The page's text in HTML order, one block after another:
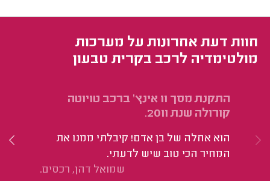
חוות דעת אחרונות על מערכות
מולטימדיה לרכב בקרית טבעון
התקנת מסך 11 אינץ' ברכב טויוטה
קורולה שנת 2011.
הוא אחלה של בן אדם! קיבלתי ממנו את
המחיר הכי טוב שיש לדעתי.
שמואל דהן, רכסים.